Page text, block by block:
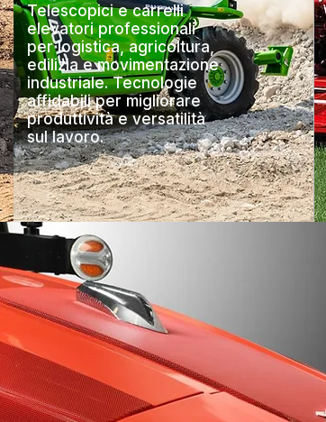
Telescopici e carrelli
elevatori professionali
per logistica, agricoltura,
edilizia e movimentazione
industriale. Tecnologie
affidabili per migliorare
produttività e versatilità
sul lavoro.